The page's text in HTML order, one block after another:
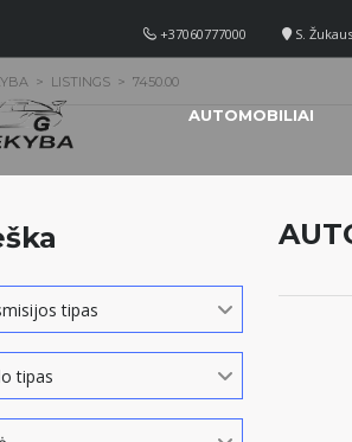
S.
+37060777000
AUTOMOBILIAI
> LISTINGS > 7450.00
tipas
tipas